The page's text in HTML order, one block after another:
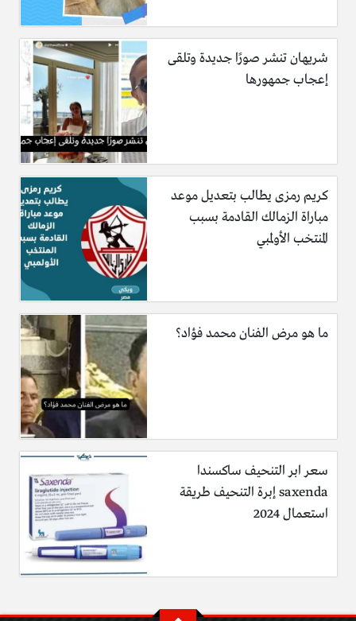
شريهان تنشر صورًا جديدة وتلقى
إعجاب جمهورها
كريم رمزى يطالب بتعديل موعد
مباراة الزمالك القادمة بسبب
المنتخب الأولمبي
ما هو مرض الفنان محمد فؤاد؟
سعر ابر التنحيف ساكسندا
saxenda إبرة التنحيف طريقة
استعمال 2024